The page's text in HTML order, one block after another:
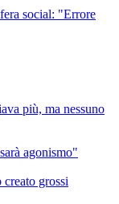
social: "Errore
più, ma nessuno
agonismo"
grossi